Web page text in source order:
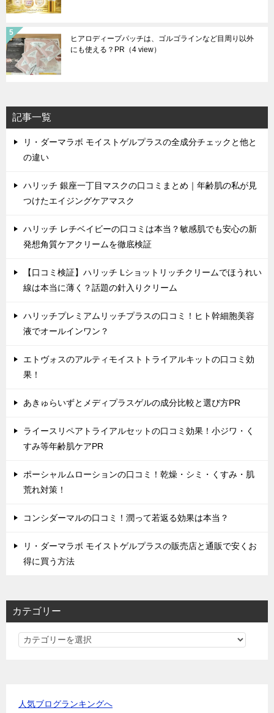
ヒアロディープパッチは、ゴルゴラインなど目周り以外
にも使える？PR （4 view）
記事一覧
リ・ダーマラボ モイストゲルプラスの全成分チェックと他と
の違い
ハリッチ 銀座一丁目マスクの口コミまとめ｜年齢肌の私が見
つけたエイジングケアマスク
ハリッチ レチベイビーの口コミは本当？敏感肌でも安心の新
発想角質ケアクリームを徹底検証
【口コミ検証】ハリッチ Lショットリッチクリームでほうれい
線は本当に薄く？話題の針入りクリーム
ハリッチプレミアムリッチプラスの口コミ！ヒト幹細胞美容
液でオールインワン？
エトヴォスのアルティモイストトライアルキットの口コミ効
果！
あきゅらいずとメディプラスゲルの成分比較と選び方PR
ライースリペアトライアルセットの口コミ効果！小ジワ・く
すみ等年齢肌ケアPR
ポーシャルムローションの口コミ！乾燥・シミ・くすみ・肌
荒れ対策！
コンシダーマルの口コミ！潤って若返る効果は本当？
リ・ダーマラボ モイストゲルプラスの販売店と通販で安くお
得に買う方法
カテゴリー
カ
ー
人気ブログランキングへ